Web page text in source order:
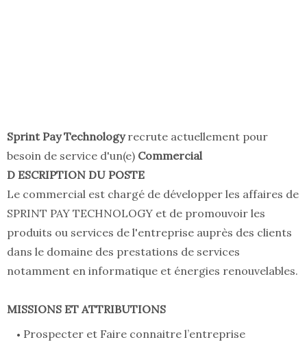
Sprint Pay Technologyrecrute actuellement pour
besoin de service d'un(e) Commercial
D ESCRIPTION DU POSTE
Le commercial est chargé de développer les affaires de
SPRINT PAY TECHNOLOGY et de promouvoir les
produits ou services de l'entreprise auprès des clients
dans le domaine des prestations de services
notamment en informatique et énergies renouvelables.
MISSIONS ET ATTRIBUTIONS
Prospecter et Faire connaitre l’entreprise